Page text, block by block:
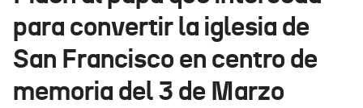
Ikusmiran
Eguraldia
para convertir la iglesia de
San Francisco en centro de
memoria del 3 de Marzo